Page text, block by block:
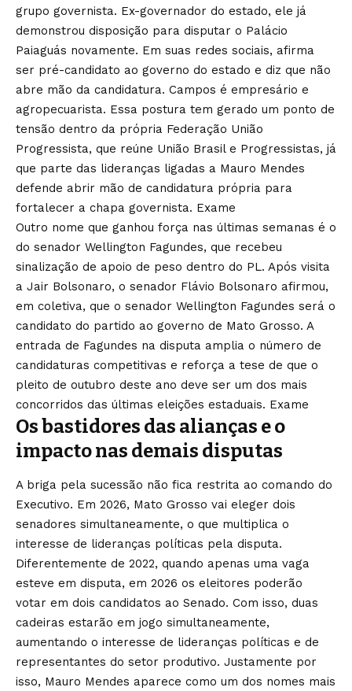
grupo governista. Ex-governador do estado, ele já
demonstrou disposição para disputar o Palácio
Paiaguás novamente. Em suas redes sociais, afirma
ser pré-candidato ao governo do estado e diz que não
abre mão da candidatura. Campos é empresário e
agropecuarista. Essa postura tem gerado um ponto de
tensão dentro da própria Federação União
Progressista, que reúne União Brasil e Progressistas, já
que parte das lideranças ligadas a Mauro Mendes
defende abrir mão de candidatura própria para
fortalecer a chapa governista. Exame
Outro nome que ganhou força nas últimas semanas é o
do senador Wellington Fagundes, que recebeu
sinalização de apoio de peso dentro do PL. Após visita
a Jair Bolsonaro, o senador Flávio Bolsonaro afirmou,
em coletiva, que o senador Wellington Fagundes será o
candidato do partido ao governo de Mato Grosso. A
entrada de Fagundes na disputa amplia o número de
candidaturas competitivas e reforça a tese de que o
pleito de outubro deste ano deve ser um dos mais
concorridos das últimas eleições estaduais. Exame
Os bastidores das alianças e o
impacto nas demais disputas
A briga pela sucessão não fica restrita ao comando do
Executivo. Em 2026, Mato Grosso vai eleger dois
senadores simultaneamente, o que multiplica o
interesse de lideranças políticas pela disputa.
Diferentemente de 2022, quando apenas uma vaga
esteve em disputa, em 2026 os eleitores poderão
votar em dois candidatos ao Senado. Com isso, duas
cadeiras estarão em jogo simultaneamente,
aumentando o interesse de lideranças políticas e de
representantes do setor produtivo. Justamente por
isso, Mauro Mendes aparece como um dos nomes mais